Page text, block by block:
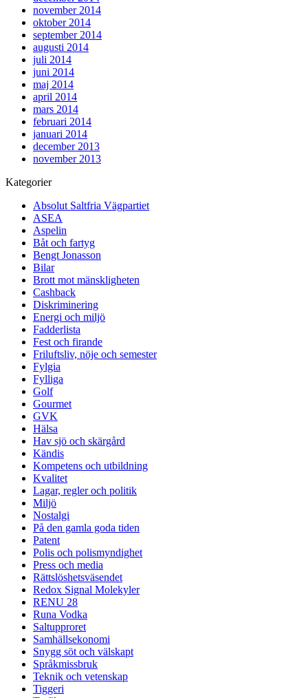
november 2014
oktober 2014
september 2014
augusti 2014
juli 2014
juni 2014
maj 2014
april 2014
mars 2014
februari 2014
januari 2014
december 2013
november 2013
Kategorier
Absolut Saltfria Vägpartiet
ASEA
Aspelin
Båt och fartyg
Bengt Jonasson
Bilar
Brott mot mänskligheten
Cashback
Diskriminering
Energi och miljö
Fadderlista
Fest och firande
Friluftsliv, nöje och semester
Fylgia
Fylliga
Golf
Gourmet
GVK
Hälsa
Hav sjö och skärgård
Kändis
Kompetens och utbildning
Kvalitet
Lagar, regler och politik
Miljö
Nostalgi
På den gamla goda tiden
Patent
Polis och polismyndighet
Press och media
Rättslöshetsväsendet
Redox Signal Molekyler
RENU 28
Runa Vodka
Saltupproret
Samhällsekonomi
Snygg söt och välskapt
Språkmissbruk
Teknik och vetenskap
Tiggeri